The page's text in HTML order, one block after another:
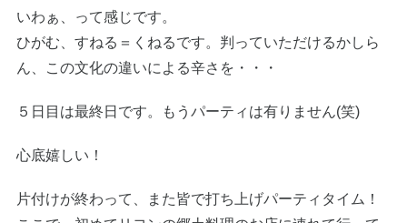
いわぁ、って感じです。
ひがむ、すねる＝くねるです。判っていただけるかしら
ん、この文化の違いによる辛さを・・・
５日目は最終日です。もうパーティは有りません(笑)
心底嬉しい！
片付けが終わって、また皆で打ち上げパーティタイム！